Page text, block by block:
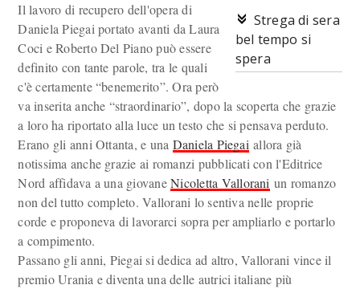
Strega di sera
bel tempo si
spera
Il lavoro di recupero dell'opera di
Daniela Piegai portato avanti da Laura
Coci e Roberto Del Piano può essere
definito con tante parole, tra le quali
c'è certamente “benemerito”. Ora però
va inserita anche “straordinario”, dopo la scoperta che grazie
a loro ha riportato alla luce un testo che si pensava perduto.
Erano gli anni Ottanta, e una Daniela Piegai allora già
notissima anche grazie ai romanzi pubblicati con l'Editrice
Nord affidava a una giovaneNicoletta Vallorani un romanzo
non del tutto completo. Vallorani lo sentiva nelle proprie
corde e proponeva di lavorarci sopra per ampliarlo e portarlo
a compimento.
Passano gli anni, Piegai si dedica ad altro, Vallorani vince il
premio Urania e diventa una delle autrici italiane più